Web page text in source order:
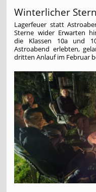
Winterlicher
Lagerfeuer statt
Sterne wider Erwarten
die Klassen 10a und
Astroabend erlebten,
dritten Anlauf im Februar